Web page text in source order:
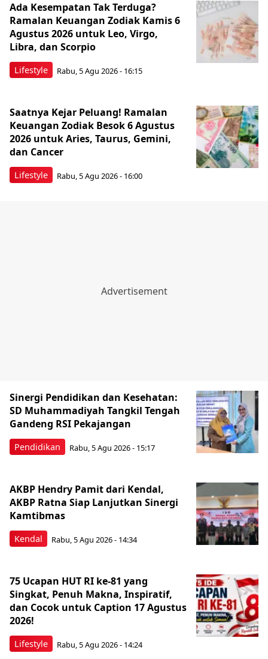
Lifestyle
Ada Kesempatan Tak Terduga?
Ramalan Keuangan Zodiak Kamis 6
Agustus 2026 untuk Leo, Virgo,
Libra, dan Scorpio
Rabu, 5 Agu 2026 - 16:15
Lifestyle
Saatnya Kejar Peluang! Ramalan
Keuangan Zodiak Besok 6 Agustus
2026 untuk Aries, Taurus, Gemini,
dan Cancer
Rabu, 5 Agu 2026 - 16:00
Pendidikan
Sinergi Pendidikan dan Kesehatan:
SD Muhammadiyah Tangkil Tengah
Gandeng RSI Pekajangan
Rabu, 5 Agu 2026 - 15:17
Kendal
AKBP Hendry Pamit dari Kendal,
AKBP Ratna Siap Lanjutkan Sinergi
Kamtibmas
Rabu, 5 Agu 2026 - 14:34
Lifestyle
75 Ucapan HUT RI ke-81 yang
Singkat, Penuh Makna, Inspiratif,
dan Cocok untuk Caption 17 Agustus
2026!
Rabu, 5 Agu 2026 - 14:24